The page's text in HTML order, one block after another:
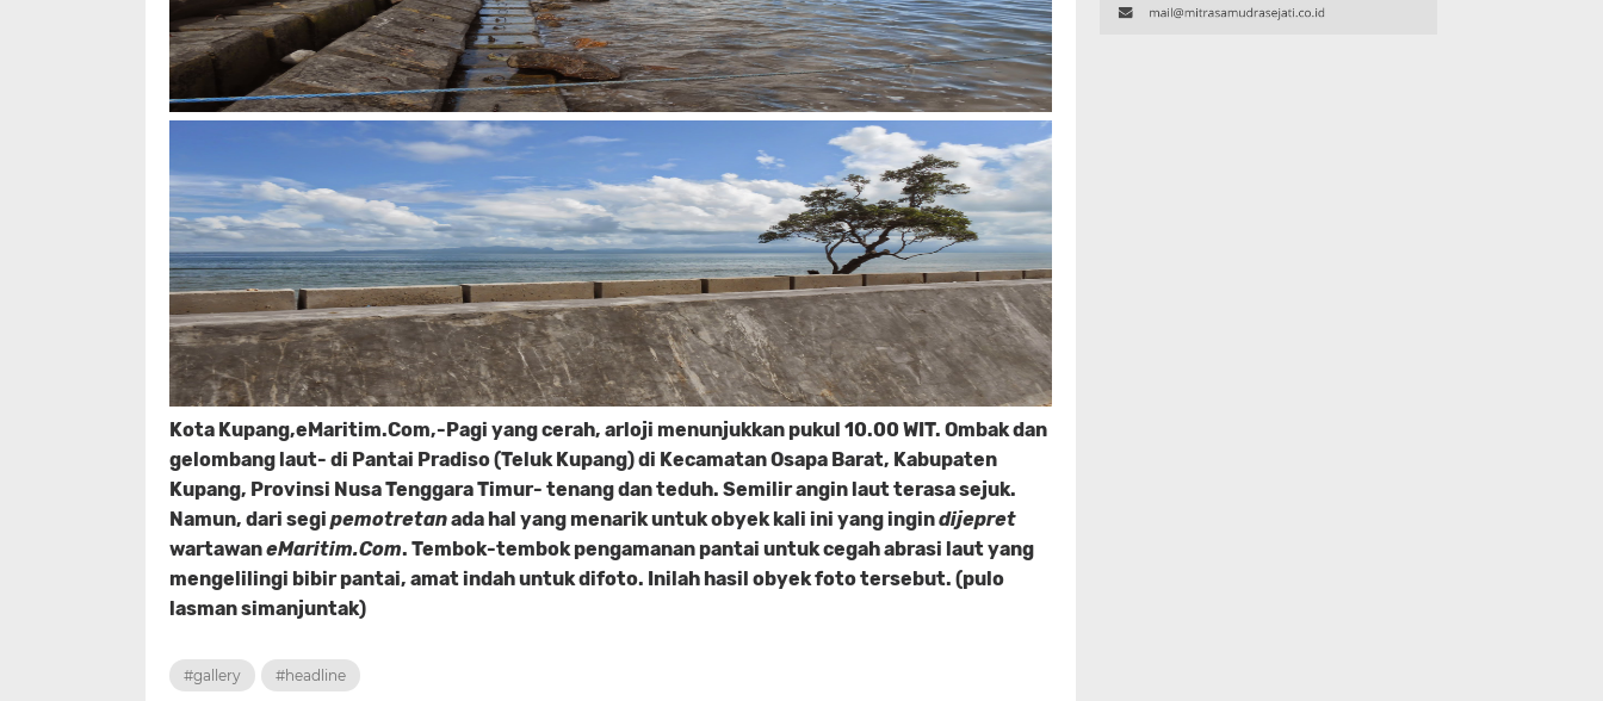
Kota Kupang,eMaritim.Com,-Pagi yang cerah, arloji menunjukkan pukul 10.00 WIT. Ombak dan
gelombang laut- di Pantai Pradiso (Teluk Kupang) di Kecamatan Osapa Barat, Kabupaten
Kupang, Provinsi Nusa Tenggara Timur- tenang dan teduh. Semilir angin laut terasa sejuk.
Namun, dari segi pemotretanada hal yang menarik untuk obyek kali ini yang ingindijepret
wartawaneMaritim.Com. Tembok-tembok pengamanan pantai untuk cegah abrasi laut yang
mengelilingi bibir pantai, amat indah untuk difoto. Inilah hasil obyek foto tersebut. (pulo
lasman simanjuntak)
#gallery #headline